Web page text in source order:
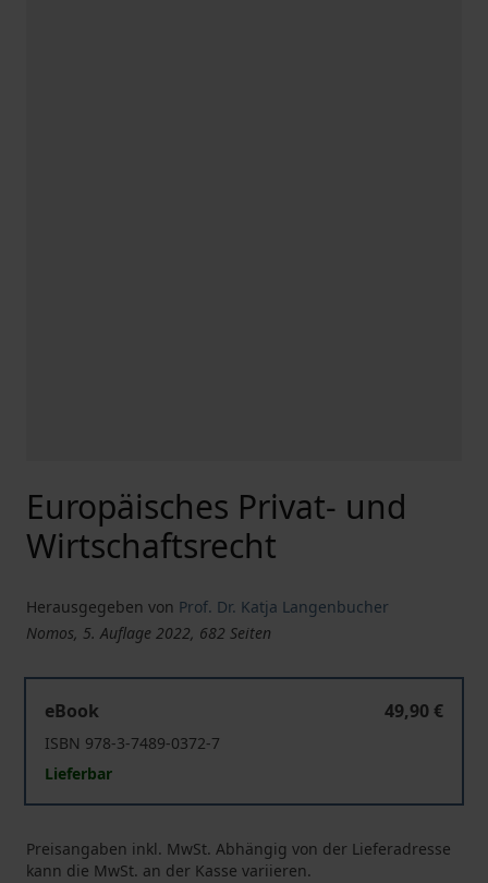
Europäisches Privat- und
Wirtschaftsrecht
Herausgegeben von Prof. Dr. Katja Langenbucher
Nomos, 5. Auflage 2022, 682 Seiten
eBook
49,90 €
ISBN 978-3-7489-0372-7
Lieferbar
Preisangaben inkl. MwSt. Abhängig von der Lieferadresse
kann die MwSt. an der Kasse variieren.